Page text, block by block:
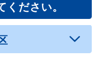
ください。